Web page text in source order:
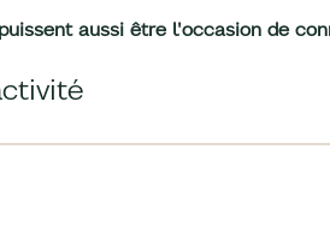
aussi être l'occasion de